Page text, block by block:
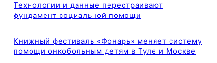
Технологии и данные перестраивают
фундамент социальной помощи
Книжный фестиваль «Фонарь» меняет систему
помощи онкобольным детям в Туле и Москве